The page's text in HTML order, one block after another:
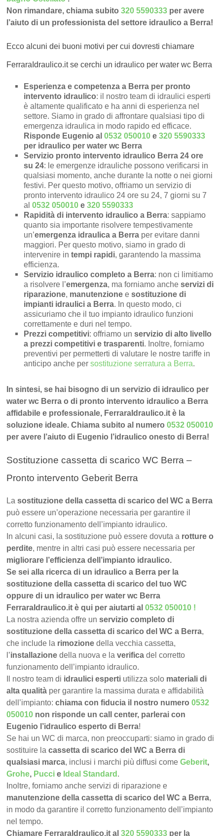
Non rimandare, chiama subito320 5590333 per avere
l’aiuto di un professionista del settore idraulico a Berra!
Ecco alcuni dei buoni motivi per cui dovresti chiamare
FerraraIdraulico.it se cerchi un idraulico per water wc Berra
Esperienza e competenza a Berra per pronto
intervento idraulico: il nostro team di idraulici esperti
è altamente qualificato e ha anni di esperienza nel
settore. Siamo in grado di affrontare qualsiasi tipo di
emergenza idraulica in modo rapido ed efficace.
Risponde Eugenio al0532 050010 e320 5590333
per idraulico per water wc Berra
Servizio pronto intervento idraulico Berra 24 ore
su 24: le emergenze idrauliche possono verificarsi in
qualsiasi momento, anche durante la notte o nei giorni
festivi. Per questo motivo, offriamo un servizio di
pronto intervento idraulico 24 ore su 24, 7 giorni su 7
al0532 050010 e320 5590333
Rapidità di intervento idraulico a Berra: sappiamo
quanto sia importante risolvere tempestivamente
un’emergenza idraulica a Berra per evitare danni
maggiori. Per questo motivo, siamo in grado di
intervenire intempi rapidi, garantendo la massima
efficienza.
Servizio idraulico completo a Berra: non ci limitiamo
a risolvere l’emergenza, ma forniamo ancheservizi di
riparazione, manutenzione esostituzione di
impianti idraulici a Berra. In questo modo, ci
assicuriamo che il tuo impianto idraulico funzioni
correttamente e duri nel tempo.
Prezzi competitivi: offriamo unservizio di alto livello
a prezzi competitivi e trasparenti. Inoltre, forniamo
preventivi per permetterti di valutare le nostre tariffe in
anticipo anche persostituzione serratura a Berra.
In sintesi, se hai bisogno di un servizio di idraulico per
water wc Berra o di pronto intervento idraulico a Berra
affidabile e professionale, FerraraIdraulico.it è la
soluzione ideale. Chiama subito al numero0532 050010
per avere l’aiuto di Eugenio l’idraulico onesto di Berra!
Sostituzione cassetta di scarico WC Berra –
Pronto intervento Geberit Berra
Lasostituzione della cassetta di scarico del WC a Berra
può essere un’operazione necessaria per garantire il
corretto funzionamento dell’impianto idraulico.
In alcuni casi, la sostituzione può essere dovuta a rotture o
perdite, mentre in altri casi può essere necessaria per
migliorare l’efficienza dell’impianto idraulico.
Se sei alla ricerca di un idraulico a Berra per la
sostituzione della cassetta di scarico del tuo WC
oppure di un idraulico per water wc Berra
FerraraIdraulico.it è qui per aiutarti al0532 050010 !
La nostra azienda offre unservizio completo di
sostituzione della cassetta di scarico del WC a Berra,
che include la rimozione della vecchia cassetta,
l’installazione della nuova e laverifica del corretto
funzionamento dell’impianto idraulico.
Il nostro team di idraulici esperti utilizza solo materiali di
alta qualità per garantire la massima durata e affidabilità
dell’impianto:chiama con fiducia il nostro numero0532
050010 non risponde un call center, parlerai con
Eugenio l’idraulico esperto di Berra!
Se hai un WC di marca, non preoccuparti: siamo in grado di
sostituire lacassetta di scarico del WC a Berra di
qualsiasi marca, inclusi i marchi più diffusi comeGeberit,
Grohe, Pucci e Ideal Standard .
Inoltre, forniamo anche servizi di riparazione e
manutenzione della cassetta di scarico del WC a Berra,
in modo da garantire il corretto funzionamento dell’impianto
nel tempo.
Chiamare FerraraIdraulico.it al320 5590333 per la